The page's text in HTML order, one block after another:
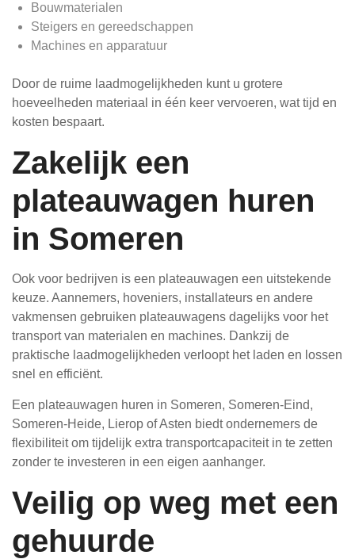
Bouwmaterialen
Steigers en gereedschappen
Machines en apparatuur
Door de ruime laadmogelijkheden kunt u grotere
hoeveelheden materiaal in één keer vervoeren, wat tijd en
kosten bespaart.
Zakelijk een
plateauwagen huren
in Someren
Ook voor bedrijven is een plateauwagen een uitstekende
keuze. Aannemers, hoveniers, installateurs en andere
vakmensen gebruiken plateauwagens dagelijks voor het
transport van materialen en machines. Dankzij de
praktische laadmogelijkheden verloopt het laden en lossen
snel en efficiënt.
Een plateauwagen huren in Someren, Someren-Eind,
Someren-Heide, Lierop of Asten biedt ondernemers de
flexibiliteit om tijdelijk extra transportcapaciteit in te zetten
zonder te investeren in een eigen aanhanger.
Veilig op weg met een
gehuurde